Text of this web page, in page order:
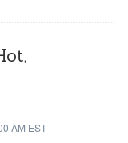
AM EST